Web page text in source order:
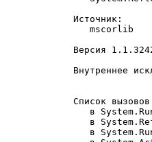
Источник:
mscorlib
Версия
Внутреннее
Список
в
в
в